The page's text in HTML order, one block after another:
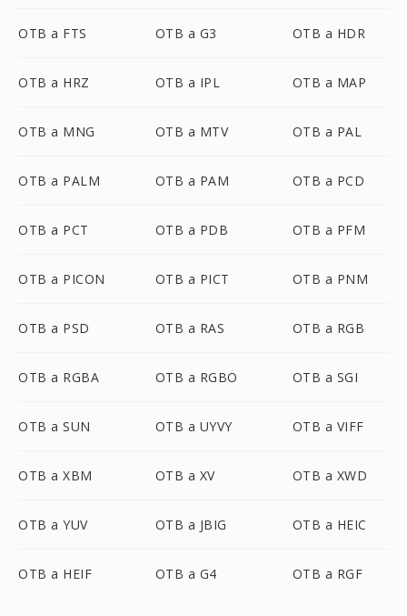
OTB a FTS OTB a G3 OTB a HDR
OTB a HRZ OTB a IPL OTB a MAP
OTB a MNG OTB a MTV OTB a PAL
OTB a PALM OTB a PAM OTB a PCD
OTB a PCT OTB a PDB OTB a PFM
OTB a PICON OTB a PICT OTB a PNM
OTB a PSD OTB a RAS OTB a RGB
OTB a RGBA OTB a RGBO OTB a SGI
OTB a SUN OTB a UYVY OTB a VIFF
OTB a XBM OTB a XV OTB a XWD
OTB a YUV OTB a JBIG OTB a HEIC
OTB a HEIF OTB a G4 OTB a RGF